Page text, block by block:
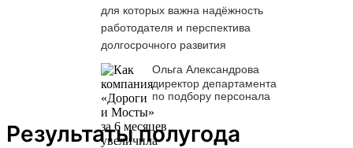
для которых важна надёжность
работодателя и перспектива
долгосрочного развития
Ольга Александрова
директор департамента
по подбору персонала
Результаты полугода